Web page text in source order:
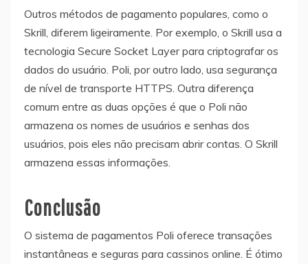
Outros métodos de pagamento populares, como o
Skrill, diferem ligeiramente. Por exemplo, o Skrill usa a
tecnologia Secure Socket Layer para criptografar os
dados do usuário. Poli, por outro lado, usa segurança
de nível de transporte HTTPS. Outra diferença
comum entre as duas opções é que o Poli não
armazena os nomes de usuários e senhas dos
usuários, pois eles não precisam abrir contas. O Skrill
armazena essas informações.
Conclusão
O sistema de pagamentos Poli oferece transações
instantâneas e seguras para cassinos online. É ótimo